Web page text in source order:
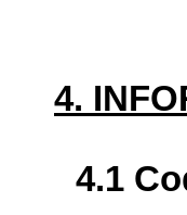
4.
4.1